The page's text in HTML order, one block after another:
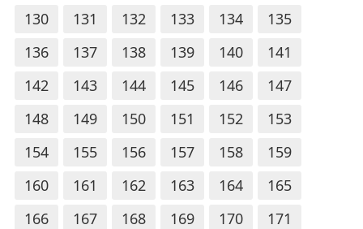
130
131 132 133 134
135
136
137 138 139 140
141
142
143 144 145 146
147
148
149 150 151 152
153
154
155 156 157 158
159
160
161 162 163 164
165
166
167 168 169 170
171